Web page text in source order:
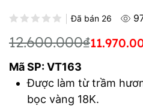
Được xếp
Đã bán 26
12.600.000₫
Giá
gốc
là:
Giá
hiện
tại
Mã SP: VT163
Được làm từ trầm
bọc vàng 18K.